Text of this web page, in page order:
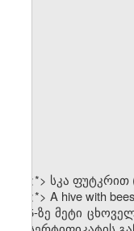
<*> სკა
<*> A hive with
5-ზე მეტი